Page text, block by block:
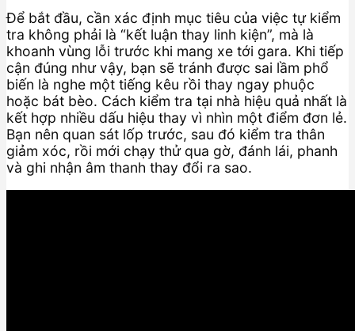
Để bắt đầu, cần xác định mục tiêu của việc tự kiểm
tra không phải là “kết luận thay linh kiện”, mà là
khoanh vùng lỗi trước khi mang xe tới gara. Khi tiếp
cận đúng như vậy, bạn sẽ tránh được sai lầm phổ
biến là nghe một tiếng kêu rồi thay ngay phuộc
hoặc bát bèo. Cách kiểm tra tại nhà hiệu quả nhất là
kết hợp nhiều dấu hiệu thay vì nhìn một điểm đơn lẻ.
Bạn nên quan sát lốp trước, sau đó kiểm tra thân
giảm xóc, rồi mới chạy thử qua gờ, đánh lái, phanh
và ghi nhận âm thanh thay đổi ra sao.